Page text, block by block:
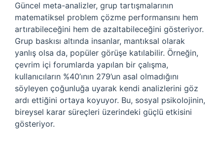
Güncel meta-analizler, grup tartışmalarının
matematiksel problem çözme performansını hem
artırabileceğini hem de azaltabileceğini gösteriyor.
Grup baskısı altında insanlar, mantıksal olarak
yanlış olsa da, popüler görüşe katılabilir. Örneğin,
çevrim içi forumlarda yapılan bir çalışma,
kullanıcıların %40’ının 279’un asal olmadığını
söyleyen çoğunluğa uyarak kendi analizlerini göz
ardı ettiğini ortaya koyuyor. Bu, sosyal psikolojinin,
bireysel karar süreçleri üzerindeki güçlü etkisini
gösteriyor.